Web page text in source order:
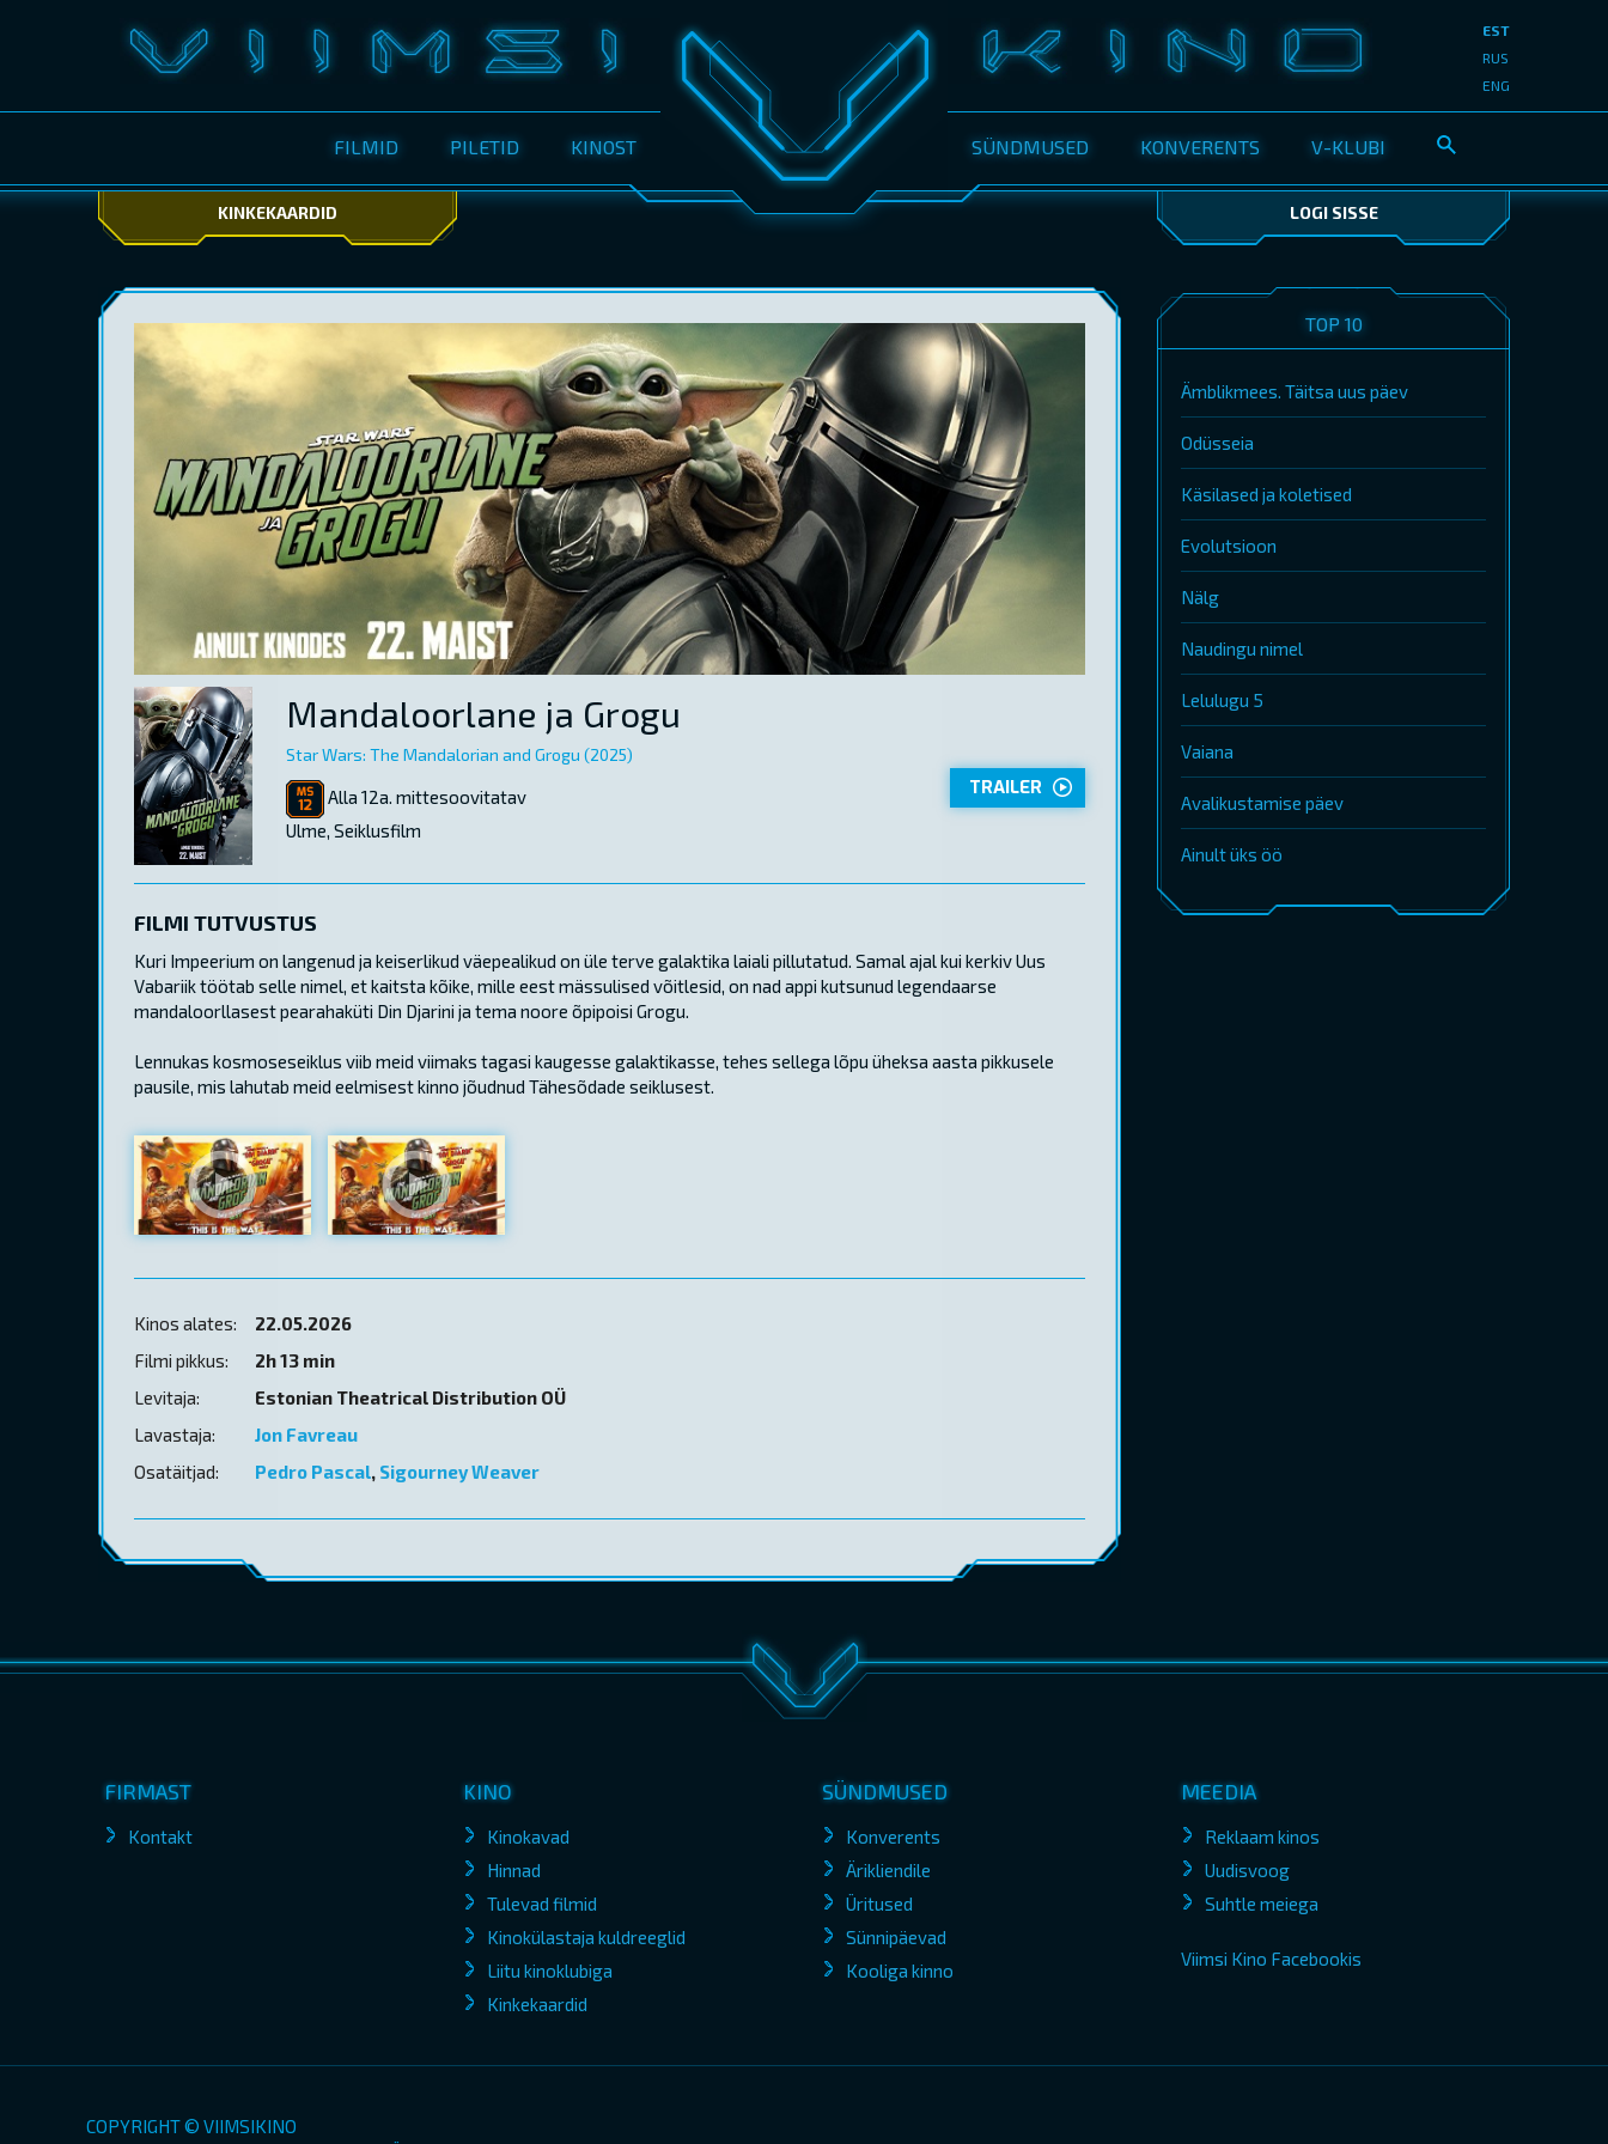
FILMID PILETID KINOST SÜNDMUSED KONVERENTS V-KLUBI
EST
RUS
ENG
KINKEKAARDID LOGI SISSE
Mandaloorlane ja Grogu
Star Wars: The Mandalorian and Grogu (2025)
Alla 12a. mittesoovitatav
Ulme, Seiklusfilm
TRAILER
FILMI TUTVUSTUS
Kuri Impeerium on langenud ja keiserlikud väepealikud on üle terve galaktika laiali pillutatud. Samal ajal kui kerkiv Uus
Vabariik töötab selle nimel, et kaitsta kõike, mille eest mässulised võitlesid, on nad appi kutsunud legendaarse
mandaloorllasest pearahaküti Din Djarini ja tema noore õpipoisi Grogu.
Lennukas kosmoseseiklus viib meid viimaks tagasi kaugesse galaktikasse, tehes sellega lõpu üheksa aasta pikkusele
pausile, mis lahutab meid eelmisest kinno jõudnud Tähesõdade seiklusest.
Kinos alates:
22.05.2026
Filmi pikkus:
2h 13 min
Levitaja:
Estonian Theatrical Distribution OÜ
Lavastaja:
Jon Favreau
Osatäitjad:
Pedro Pascal, Sigourney Weaver
TOP 10
Ämblikmees. Täitsa uus päev
Odüsseia
Käsilased ja koletised
Evolutsioon
Nälg
Naudingu nimel
Lelulugu 5
Vaiana
Avalikustamise päev
Ainult üks öö
FIRMAST
Kontakt
KINO
Kinokavad
Hinnad
Tulevad filmid
Kinokülastaja kuldreeglid
Liitu kinoklubiga
Kinkekaardid
SÜNDMUSED
Konverents
Ärikliendile
Üritused
Sünnipäevad
Kooliga kinno
MEEDIA
Reklaam kinos
Uudisvoog
Suhtle meiega
Viimsi Kino Facebookis
COPYRIGHT © VIIMSIKINO